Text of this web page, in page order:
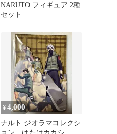
NARUTO フィギュア 2種
セット
¥4,000
ナルト ジオラマコレクシ